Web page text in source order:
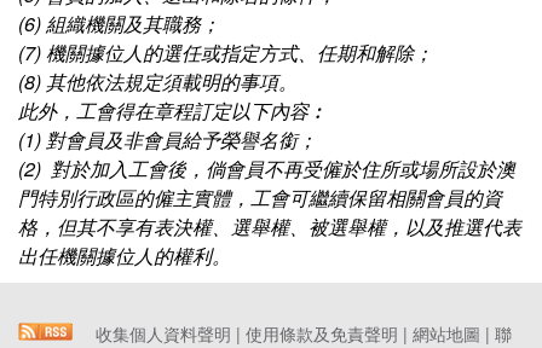
(6) 組織機關及其職務；
(7) 機關據位人的選任或指定方式、任期和解除；
(8) 其他依法規定須載明的事項。
此外，工會得在章程訂定以下內容︰
(1) 對會員及非會員給予榮譽名銜；
(2) 對於加入工會後，倘會員不再受僱於住所或場所設於澳
門特別行政區的僱主實體，工會可繼續保留相關會員的資
格，但其不享有表決權、選舉權、被選舉權，以及推選代表
出任機關據位人的權利。
收集個人資料聲明 | 使用條款及免責聲明 | 網站地圖 | 聯